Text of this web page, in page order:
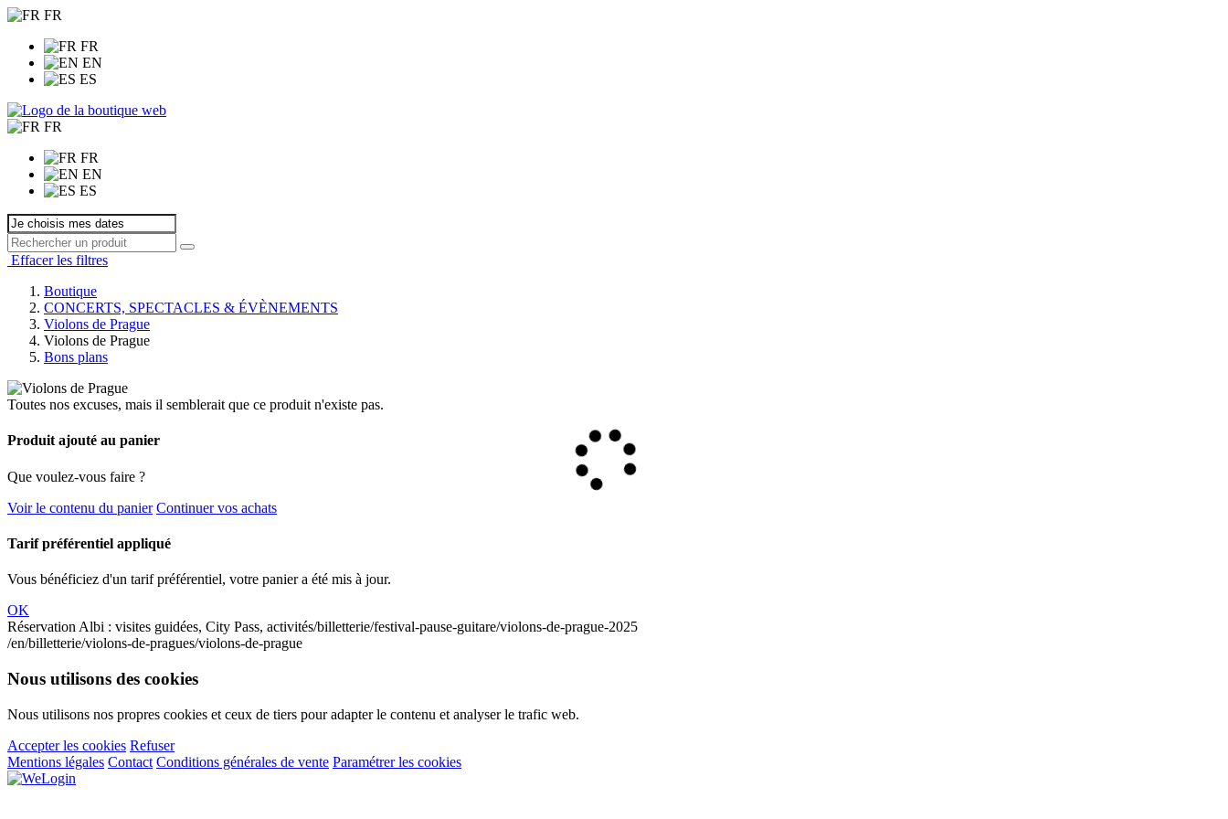
FR
FR
EN
ES
FR
FR
EN
ES
Effacer les filtres
Boutique
CONCERTS, SPECTACLES & ÉVÈNEMENTS
Violons de Prague
Violons de Prague
Bons plans
Toutes nos excuses, mais il semblerait que ce produit n'existe pas.
Produit ajouté au panier
Que voulez-vous faire ?
Voir le contenu du panier Continuer vos achats
Tarif préférentiel appliqué
Vous bénéficiez d'un tarif préférentiel, votre panier a été mis à jour.
OK
Réservation Albi : visites guidées, City Pass, activités/billetterie/festival-pause-guitare/violons-de-prague-2025
/en/billetterie/violons-de-pragues/violons-de-prague
Nous utilisons des cookies
Nous utilisons nos propres cookies et ceux de tiers pour adapter le contenu et analyser le trafic web.
Accepter les cookies Refuser
Mentions légales Contact Conditions générales de vente Paramétrer les cookies